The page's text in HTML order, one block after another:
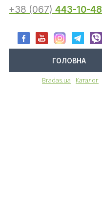
+38 (067) 443-10-48
ГОЛОВНА
Bradas.ua Каталог